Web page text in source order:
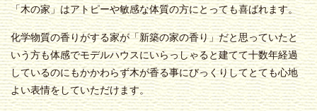
「木の家」はアトピーや敏感な体質の方にとっても喜ばれます。
化学物質の香りがする家が「新築の家の香り」だと思っていたと
いう方も体感でモデルハウスにいらっしゃると建てて十数年経過
しているのにもかかわらず木が香る事にびっくりしてとても心地
よい表情をしていただけます。